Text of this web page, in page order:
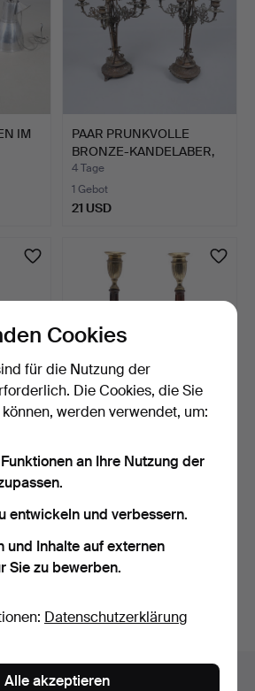
IM
PAAR PRUNKVOLLE
BRONZE-KANDELABER,
WOHL FR…
4 Tage
1 Gebot
21 USD
MAHAGONI UND M…
4 Tage
41 USD
Königreich
Cookies
für die Nutzung der
Die Cookies, die Sie
werden verwendet, um:
an Ihre Nutzung der
entwickeln und verbessern.
und Inhalte auf externen
Sie zu bewerben.
Datenschutzerklärung
Alle akzeptieren